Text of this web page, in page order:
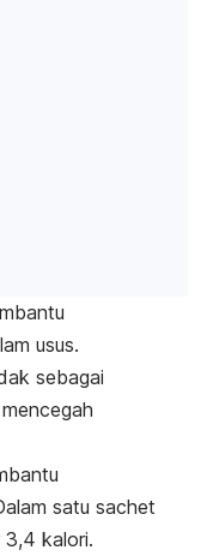
usus.
sebagai
satu sachet
3,4 kalori.